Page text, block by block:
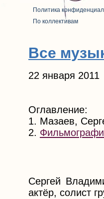
Политика
По коллективам
Все
22 января 2011
Оглавление:
1. Мазаев,
2.
Сергей
актёр, солист